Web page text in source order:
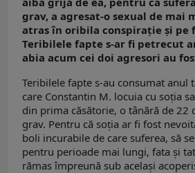
grav, a agresat-o sexual de mai
atras în oribila conspirație și pe
Teribilele fapte s-ar fi petrecut
abia acum cei doi agresori au
Teribilele fapte s-au consumat anul
care Constantin M. locuia cu soția
din prima căsătorie, o tânără de 22
grav. Pentru că soția ar fi fost
boli incurabile de care suferea, să
pentru perioade mai lungi, fata și
rămas împreună sub același